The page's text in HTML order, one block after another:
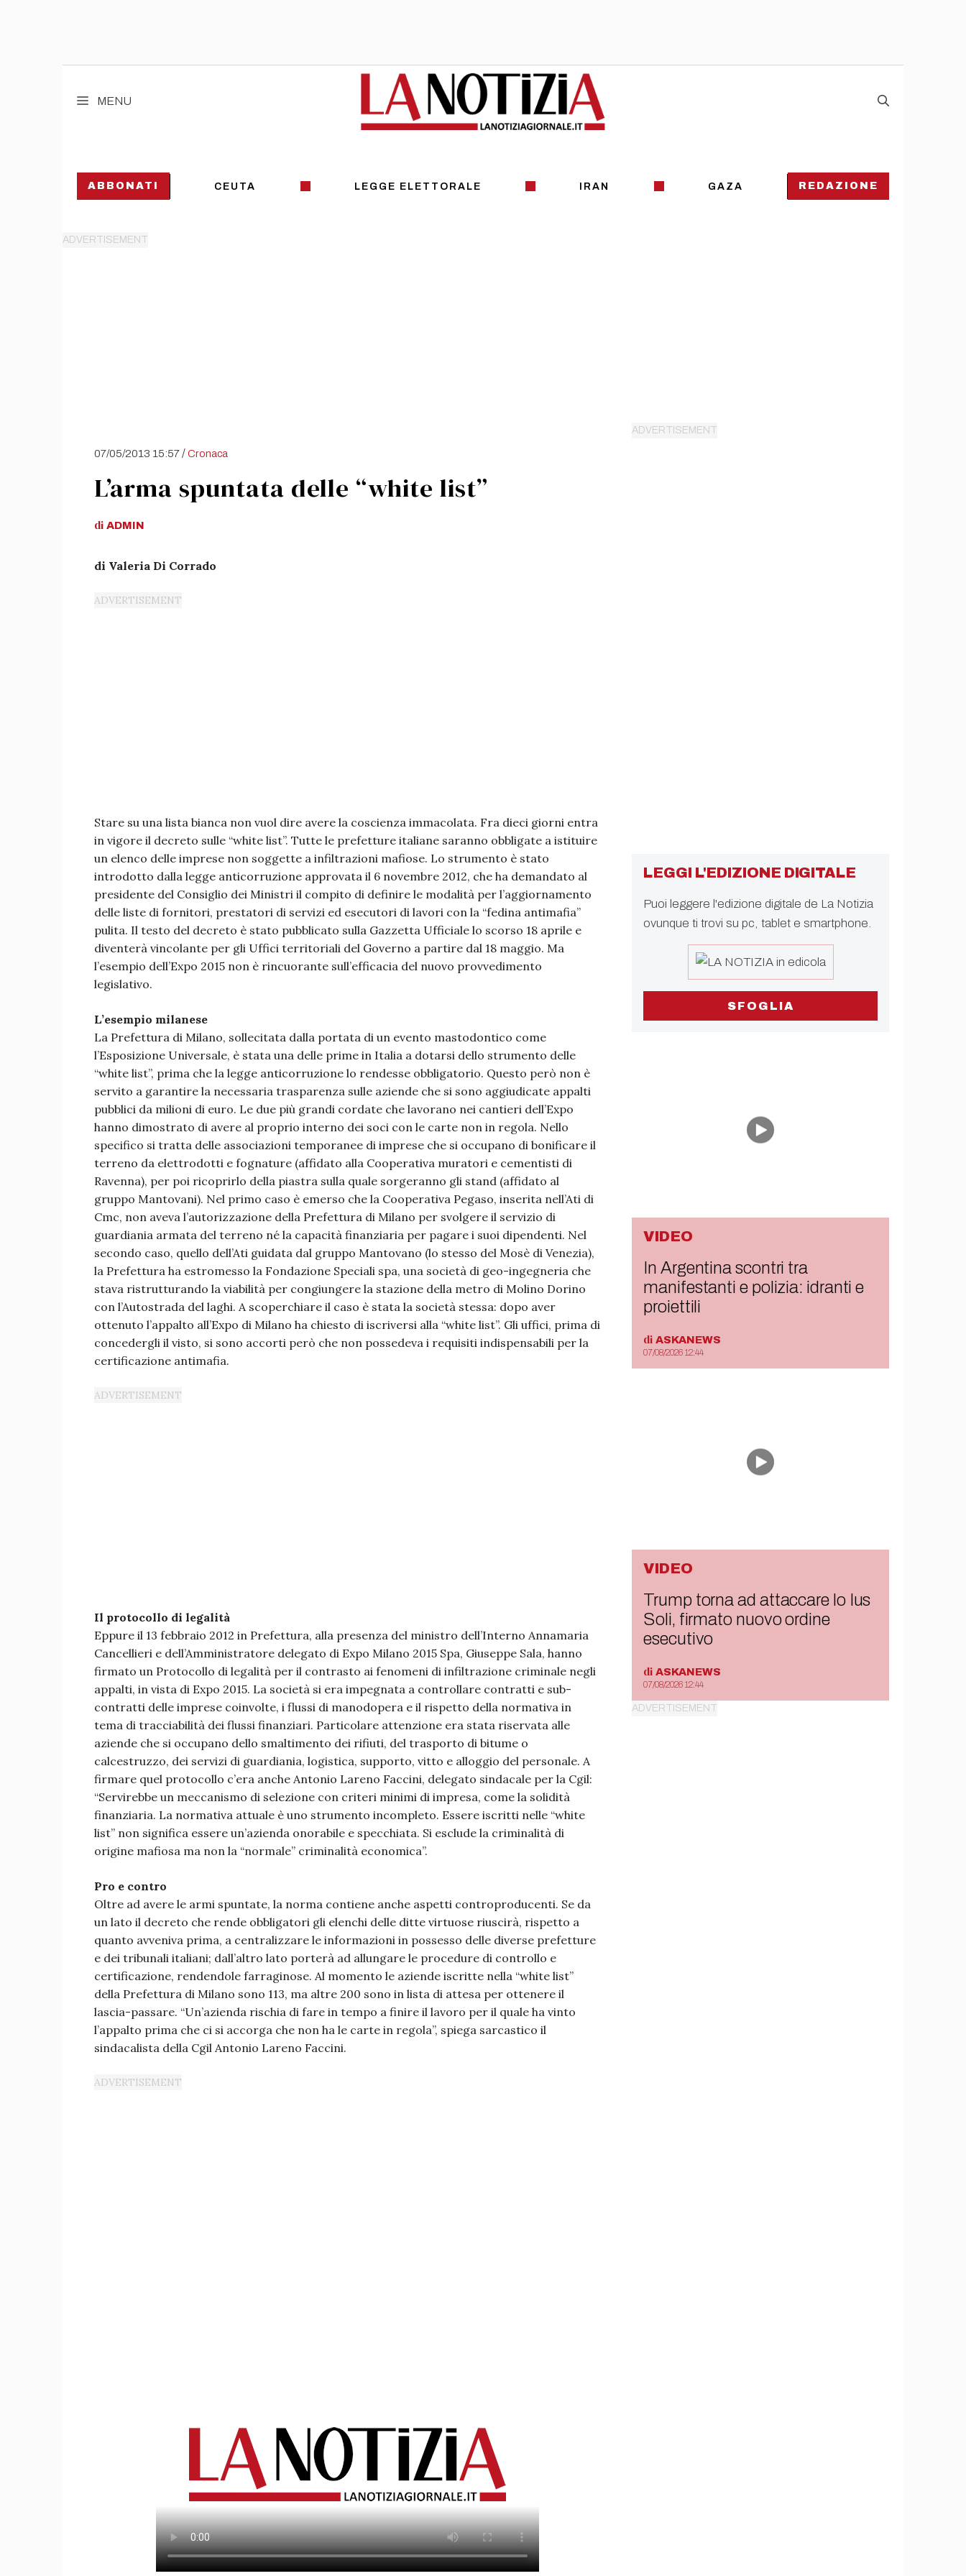
MENU
ABBONATI CEUTA LEGGE ELETTORALE IRAN GAZA REDAZIONE
07/05/2013 15:57/Cronaca
L’arma spuntata delle “white list”
di ADMIN
di Valeria Di Corrado
Stare su una lista bianca non vuol dire avere la coscienza immacolata. Fra dieci giorni entra
in vigore il decreto sulle “white list”. Tutte le prefetture italiane saranno obbligate a istituire
un elenco delle imprese non soggette a infiltrazioni mafiose. Lo strumento è stato
introdotto dalla legge anticorruzione approvata il 6 novembre 2012, che ha demandato al
presidente del Consiglio dei Ministri il compito di definire le modalità per l’aggiornamento
delle liste di fornitori, prestatori di servizi ed esecutori di lavori con la “fedina antimafia”
pulita. Il testo del decreto è stato pubblicato sulla Gazzetta Ufficiale lo scorso 18 aprile e
diventerà vincolante per gli Uffici territoriali del Governo a partire dal 18 maggio. Ma
l’esempio dell’Expo 2015 non è rincuorante sull’efficacia del nuovo provvedimento
legislativo.
L’esempio milanese
La Prefettura di Milano, sollecitata dalla portata di un evento mastodontico come
l’Esposizione Universale, è stata una delle prime in Italia a dotarsi dello strumento delle
“white list”, prima che la legge anticorruzione lo rendesse obbligatorio. Questo però non è
servito a garantire la necessaria trasparenza sulle aziende che si sono aggiudicate appalti
pubblici da milioni di euro. Le due più grandi cordate che lavorano nei cantieri dell’Expo
hanno dimostrato di avere al proprio interno dei soci con le carte non in regola. Nello
specifico si tratta delle associazioni temporanee di imprese che si occupano di bonificare il
terreno da elettrodotti e fognature (affidato alla Cooperativa muratori e cementisti di
Ravenna), per poi ricoprirlo della piastra sulla quale sorgeranno gli stand (affidato al
gruppo Mantovani). Nel primo caso è emerso che la Cooperativa Pegaso, inserita nell’Ati di
Cmc, non aveva l’autorizzazione della Prefettura di Milano per svolgere il servizio di
guardiania armata del terreno né la capacità finanziaria per pagare i suoi dipendenti. Nel
secondo caso, quello dell’Ati guidata dal gruppo Mantovano (lo stesso del Mosè di Venezia),
la Prefettura ha estromesso la Fondazione Speciali spa, una società di geo-ingegneria che
stava ristrutturando la viabilità per congiungere la stazione della metro di Molino Dorino
con l’Autostrada del laghi. A scoperchiare il caso è stata la società stessa: dopo aver
ottenuto l’appalto all’Expo di Milano ha chiesto di iscriversi alla “white list”. Gli uffici, prima di
concedergli il visto, si sono accorti però che non possedeva i requisiti indispensabili per la
certificazione antimafia.
Il protocollo di legalità
Eppure il 13 febbraio 2012 in Prefettura, alla presenza del ministro dell’Interno Annamaria
Cancellieri e dell’Amministratore delegato di Expo Milano 2015 Spa, Giuseppe Sala, hanno
firmato un Protocollo di legalità per il contrasto ai fenomeni di infiltrazione criminale negli
appalti, in vista di Expo 2015. La società si era impegnata a controllare contratti e sub-
contratti delle imprese coinvolte, i flussi di manodopera e il rispetto della normativa in
tema di tracciabilità dei flussi finanziari. Particolare attenzione era stata riservata alle
aziende che si occupano dello smaltimento dei rifiuti, del trasporto di bitume o
calcestruzzo, dei servizi di guardiania, logistica, supporto, vitto e alloggio del personale. A
firmare quel protocollo c’era anche Antonio Lareno Faccini, delegato sindacale per la Cgil:
“Servirebbe un meccanismo di selezione con criteri minimi di impresa, come la solidità
finanziaria. La normativa attuale è uno strumento incompleto. Essere iscritti nelle “white
list” non significa essere un’azienda onorabile e specchiata. Si esclude la criminalità di
origine mafiosa ma non la “normale” criminalità economica”.
Pro e contro
Oltre ad avere le armi spuntate, la norma contiene anche aspetti controproducenti. Se da
un lato il decreto che rende obbligatori gli elenchi delle ditte virtuose riuscirà, rispetto a
quanto avveniva prima, a centralizzare le informazioni in possesso delle diverse prefetture
e dei tribunali italiani; dall’altro lato porterà ad allungare le procedure di controllo e
certificazione, rendendole farraginose. Al momento le aziende iscritte nella “white list”
della Prefettura di Milano sono 113, ma altre 200 sono in lista di attesa per ottenere il
lascia-passare. “Un’azienda rischia di fare in tempo a finire il lavoro per il quale ha vinto
l’appalto prima che ci si accorga che non ha le carte in regola”, spiega sarcastico il
sindacalista della Cgil Antonio Lareno Faccini.
LEGGI L'EDIZIONE DIGITALE
Puoi leggere l'edizione digitale de La Notizia
ovunque ti trovi su pc, tablet e smartphone.
SFOGLIA
VIDEO
In Argentina scontri tra
manifestanti e polizia: idranti e
proiettili
di ASKANEWS
07/08/2026 12:44
VIDEO
Trump torna ad attaccare lo Ius
Soli, firmato nuovo ordine
esecutivo
di ASKANEWS
07/08/2026 12:44